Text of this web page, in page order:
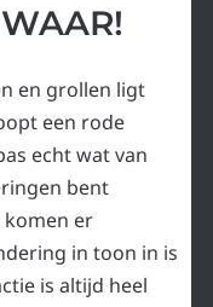
en grollen ligt
een rode
echt wat van
bent
komen er
in toon in is
is altijd heel